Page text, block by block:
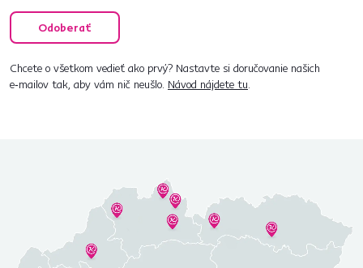
Odoberať
Chcete o všetkom vedieť ako prvý? Nastavte si doručovanie našich
e‑mailov tak, aby vám nič neušlo. Návod nájdete tu.